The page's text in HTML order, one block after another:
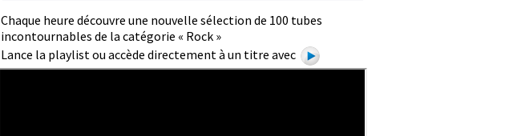
Chaque heure découvre une nouvelle sélection de 100 tubes
incontournables de la catégorie « Rock »
Lance la playlist ou accède directement à un titre avec